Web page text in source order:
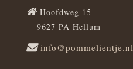
Hoofdweg 15
9627 PA Hellum
info@pommelientje.nl